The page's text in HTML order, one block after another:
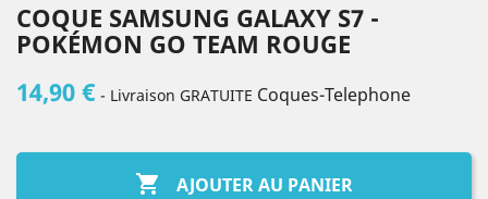
COQUE SAMSUNG GALAXY S7 -
POKÉMON GO TEAM ROUGE
14,90 € - Livraison GRATUITE Coques-Telephone
 AJOUTER AU PANIER